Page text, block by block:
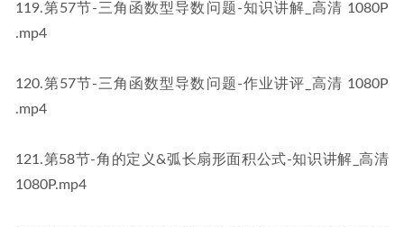
​119​.第57节-三角函数型导数问题-知识讲解_高清 1080P​​
.mp4
​120​.第57节-三角函数型导数问题-作业讲评_高清 1080P​​
.mp4
​121​.第58节-角的定义&弧长扇形面积公式-知识讲解_高清
1080P​​.mp4